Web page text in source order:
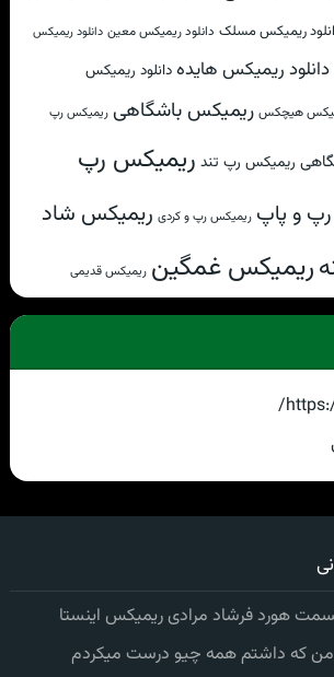
ریمیکس مسلک دانلود ریمیکس معین دانلود ریمیکس
دانلود ریمیکس هایدهدانلود ریمیکس
هیچکس ریمیکس باشگاهی ریمیکس رپ
ریمیکس رپ تند ریمیکس رپ
و پاپ ریمیکس رپ و کردی ریمیکس شاد
ریمیکس غمگین ریمیکس قدیمی
هورد فرشاد مرادی ریمیکس اینستا
من که داشتم همه چیو درست میکردم